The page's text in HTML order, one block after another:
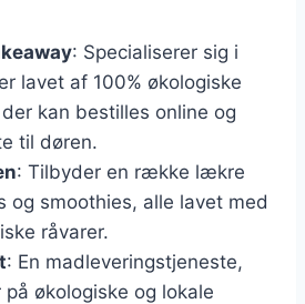
: Specialiserer sig i
lavet af 100% økologiske
kan bestilles online og
til døren.
: Tilbyder en række lækre
og smoothies, alle lavet med
råvarer.
: En madleveringstjeneste,
økologiske og lokale